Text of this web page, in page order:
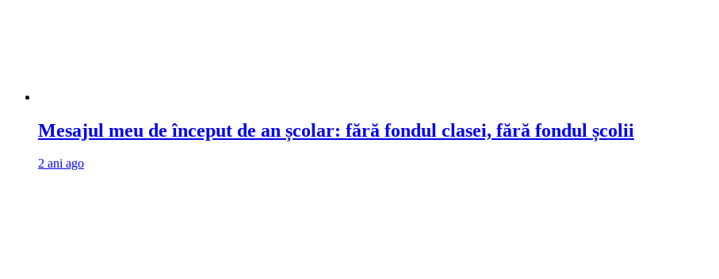
Mesajul meu de început de an școlar: fără fondul clasei, fără fondul școlii
2 ani ago